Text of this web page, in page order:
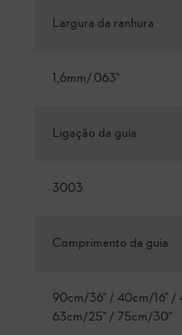
Largura da ranhura
1,6mm/.063"
Ligação da guia
3003
Comprimento da guia
90cm/36" / 40cm/16"
63cm/25" / 75cm/30"